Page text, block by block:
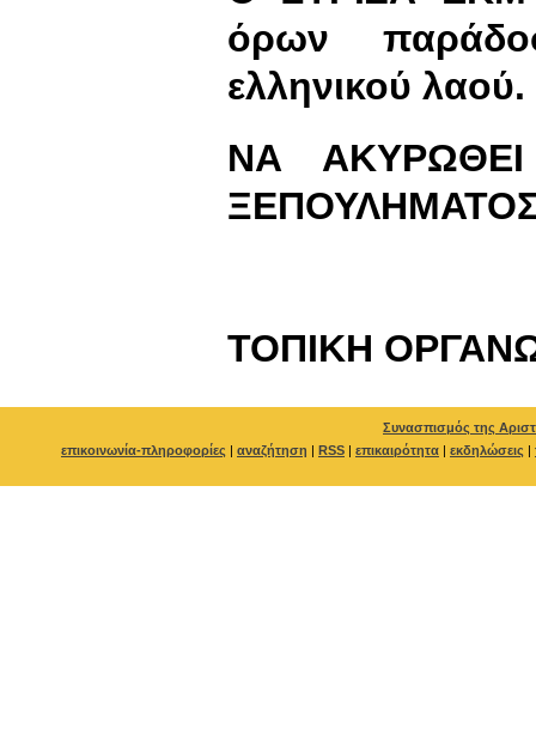
όρων
ελληνικού λαού.
ΝΑ
ΤΟΠΙΚΗ
Συνασπισμός της
επικοινωνία-πληροφορίες | αναζήτηση | RSS | επικαιρότητα | εκδηλώσεις |